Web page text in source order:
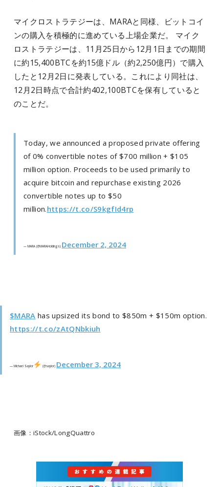
マイクロストラテジーは、MARAと同様、ビットコイ
ンの購入を積極的に進めている上場企業だ。 マイク
ロストラテジーは、11月25日から12月1日までの期間
に約15,400BTCを約15億ドル（約2,250億円）で購入
したと12月2日に発表している。これにより同社は、
12月2日時点で合計約402,100BTCを保有していると
のことだ。
Today, we announced a proposed private offering
of 0% convertible notes of $700 million + $105
million option. Proceeds to be used primarily to
acquire bitcoin and repurchase existing 2026
convertible notes up to $50
million.https://t.co/S9kgfId4rp
— MARA (@MARAHoldings) December 2, 2024
$MARA has upsized its bond to $850m + $150m option.
https://t.co/zAtQNbkiuh
— Michael Saylor (@saylor) December 3, 2024
画像：iStock/LongQuattro